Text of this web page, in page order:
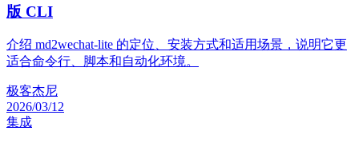
版 CLI
介绍 md2wechat-lite 的定位、安装方式和适用场景，说明它更
适合命令行、脚本和自动化环境。
极客杰尼
2026/03/12
集成